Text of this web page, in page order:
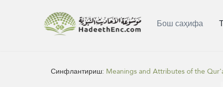
Бош саҳифа
Синфлантириш: Meanings and Attributes of the